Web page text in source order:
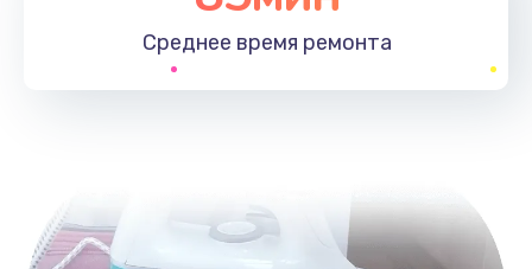
Среднее время ремонта